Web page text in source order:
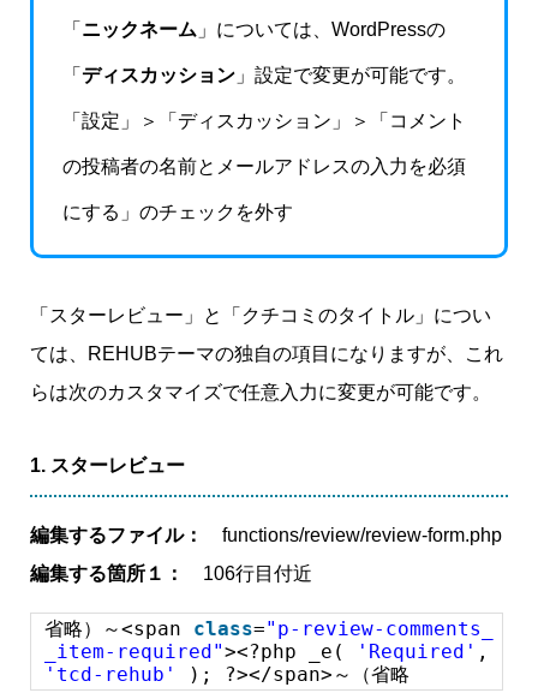
「 ニックネーム 」については、WordPressの
「 ディスカッション 」設定で変更が可能です。
「設定」＞「ディスカッション」＞「コメント
の投稿者の名前とメールアドレスの入力を必須
にする」のチェックを外す
「スターレビュー」と「クチコミのタイトル」につい
ては、REHUBテーマの独自の項目になりますが、これ
らは次のカスタマイズで任意入力に変更が可能です。
1. スターレビュー
編集するファイル：
functions/review/review-form.php
編集する箇所１：
106行目付近
省略）～<span class="p-review-comments_
_item-required"><?php _e( 'Required' ,
'tcd-rehub'
); ?></span>～（省略